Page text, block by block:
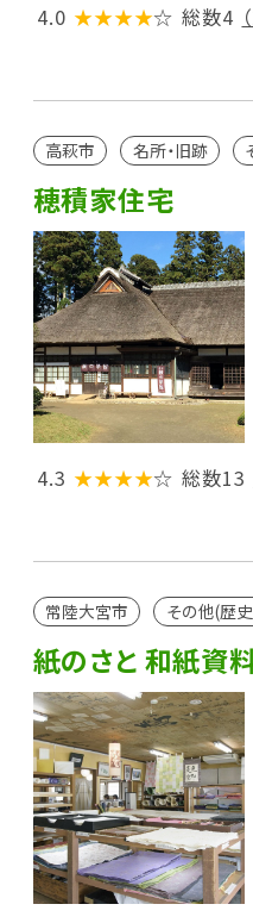
4.0 ★★★★☆ 総数4
高萩市 名所・旧跡
穂積家住宅
4.3 ★★★★☆ 総数13
常陸大宮市 その他(歴
紙のさと 和紙資